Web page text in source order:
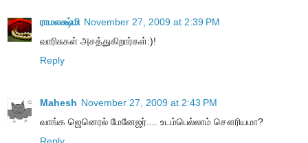
ராமலக்ஷ்மி November 27, 2009 at 2:39 PM
வாரிசுகள் அசத்துகிறார்கள்:)!
Reply
Mahesh November 27, 2009 at 2:43 PM
வாங்க ஜெனெரல் மேனேஜர்.... உடம்பெல்லாம் சௌரியமா?